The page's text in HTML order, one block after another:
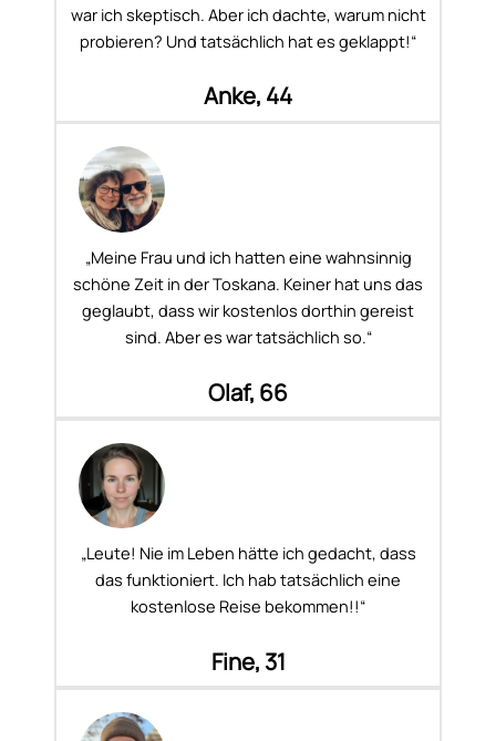
war ich skeptisch. Aber ich dachte, warum nicht
probieren? Und tatsächlich hat es geklappt!“
Anke, 44
„Meine Frau und ich hatten eine wahnsinnig
schöne Zeit in der Toskana. Keiner hat uns das
geglaubt, dass wir kostenlos dorthin gereist
sind. Aber es war tatsächlich so.“
Olaf, 66
„Leute! Nie im Leben hätte ich gedacht, dass
das funktioniert. Ich hab tatsächlich eine
kostenlose Reise bekommen!!“
Fine, 31